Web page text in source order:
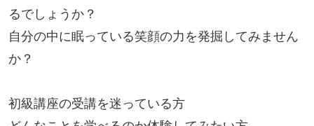
るでしょうか？
自分の中に眠っている笑顔の力を発掘してみません
か？
初級講座の受講を迷っている方